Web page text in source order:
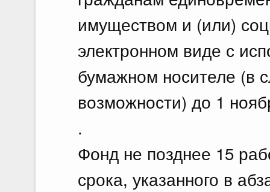
имуществом и (или)
электронном виде с
бумажном носителе (в
возможности) до 1
.
Фонд не позднее 15
срока, указанного в